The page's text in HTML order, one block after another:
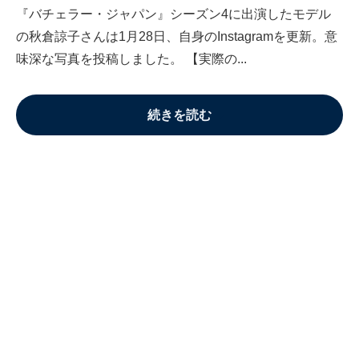
『バチェラー・ジャパン』シーズン4に出演したモデル
の秋倉諒子さんは1月28日、自身のInstagramを更新。意
味深な写真を投稿しました。 【実際の...
続きを読む